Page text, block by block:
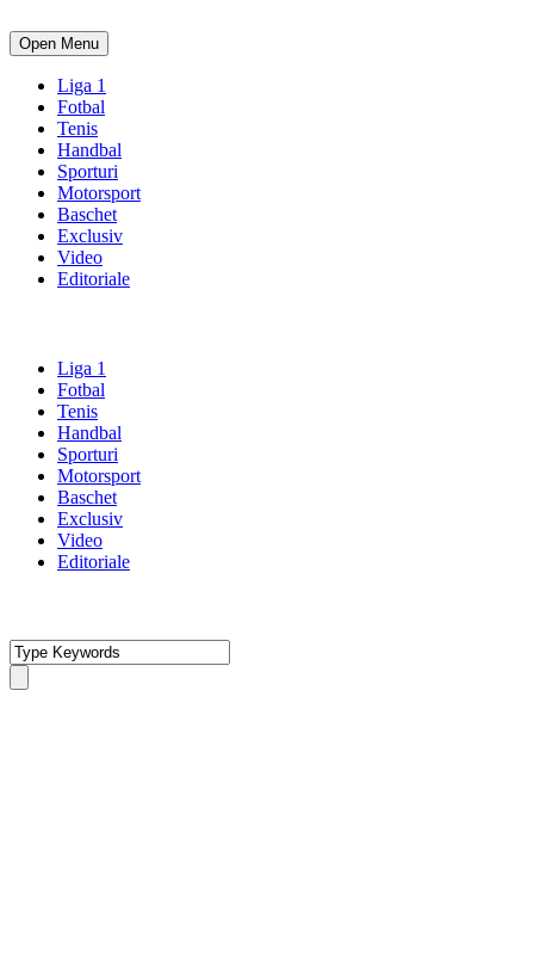
Open Menu
Liga 1
Fotbal
Tenis
Handbal
Sporturi
Motorsport
Baschet
Exclusiv
Video
Editoriale
Liga 1
Fotbal
Tenis
Handbal
Sporturi
Motorsport
Baschet
Exclusiv
Video
Editoriale